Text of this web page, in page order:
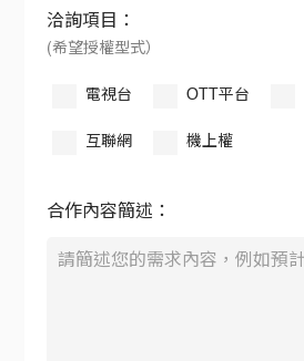
洽詢項目：
(希望授權型式）
電視台 OTT平台
互聯網 機上權
合作內容簡述：